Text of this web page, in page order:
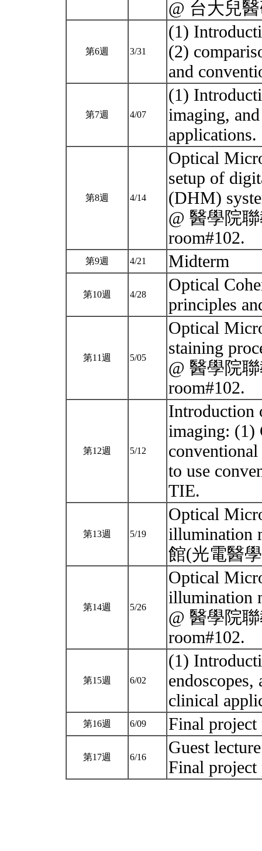
@ 台大兒
第6週 3/31
(1)
(2)
and
第7週 4/07
(1)
imaging,
applications.
第8週 4/14
Optical
setup of
(DHM)
@ 醫學院
room#102.
第9週 4/21 Midterm
第10週 4/28
Optical
principles
第11週 5/05
Optical
staining
@ 醫學院
room#102.
第12週 5/12
Introduction
imaging: (1)
to use
TIE.
第13週 5/19
Optical
illumination
館(光電醫
第14週 5/26
Optical
illumination
@ 醫學院
room#102.
第15週 6/02
(1)
clinical
第16週 6/09 Final
第17週 6/16
Guest
Final